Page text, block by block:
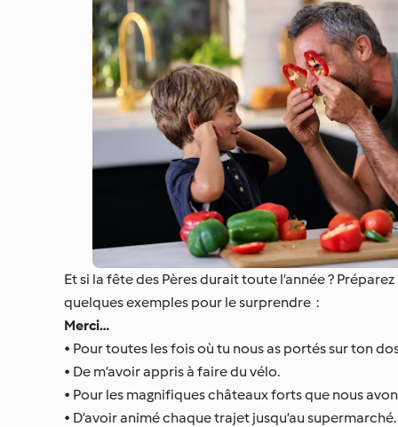
Et si la fête des Pères durait toute l’année ?
quelques exemples pour le surprendre :
Merci…
• Pour toutes les fois où tu nous as portés sur ton
• De m’avoir appris à faire du vélo.
• Pour les magnifiques châteaux forts que nous
• D’avoir animé chaque trajet jusqu’au supermarché.